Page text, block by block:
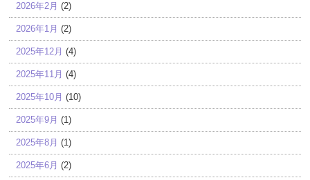
2026年2月 (2)
2026年1月 (2)
2025年12月 (4)
2025年11月 (4)
2025年10月 (10)
2025年9月 (1)
2025年8月 (1)
2025年6月 (2)